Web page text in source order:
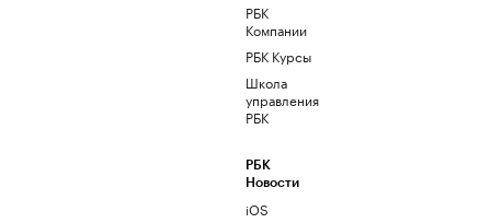
РБК
Компании
РБК Курсы
Школа
управления
РБК
РБК
Новости
iOS